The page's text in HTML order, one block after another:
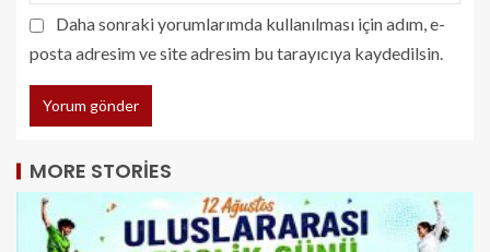
Daha sonraki yorumlarımda kullanılması için adım, e-
posta adresim ve site adresim bu tarayıcıya kaydedilsin.
MORE STORIES